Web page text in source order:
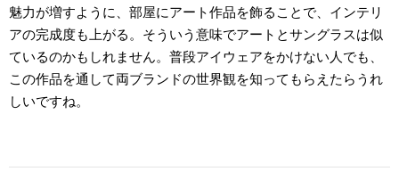
魅力が増すように、部屋にアート作品を飾ることで、インテリ
アの完成度も上がる。そういう意味でアートとサングラスは似
ているのかもしれません。普段アイウェアをかけない人でも、
この作品を通して両ブランドの世界観を知ってもらえたらうれ
しいですね。